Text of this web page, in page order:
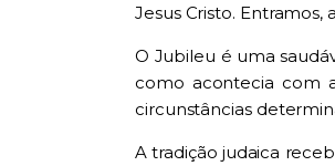
Jesus Cristo.
O Jubileu é uma
como acontecia com
circunstâncias
A tradição judaica